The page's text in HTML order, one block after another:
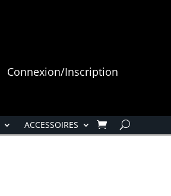
Connexion/Inscription
ACCESSOIRES